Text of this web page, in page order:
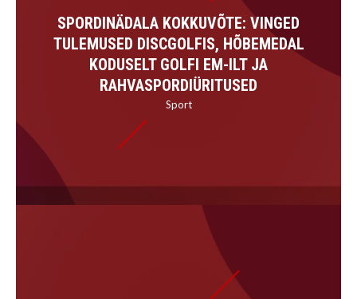
SPORDINÄDALA KOKKUVÕTE: VINGED
TULEMUSED DISCGOLFIS, HÕBEMEDAL
KODUSELT GOLFI EM-ILT JA
RAHVASPORDIÜRITUSED
Sport